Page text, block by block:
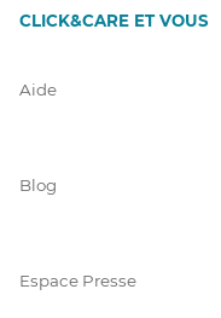
CLICK&CARE ET VOUS
Aide
Blog
Espace Presse